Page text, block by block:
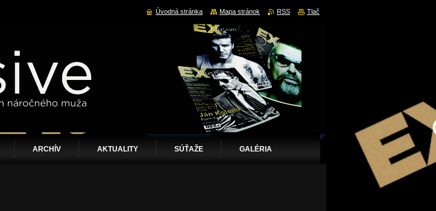
ARCHÍV AKTUALITY SÚŤAŽE GALÉRIA
Úvodná stránka Mapa stránok RSS Tlač